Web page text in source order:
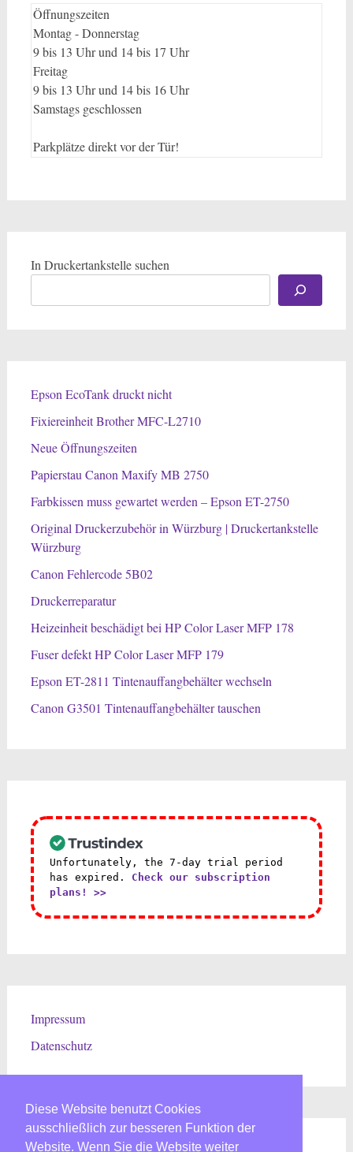
Öffnungszeiten
Montag - Donnerstag
9 bis 13 Uhr und 14 bis 17 Uhr
Freitag
9 bis 13 Uhr und 14 bis 16 Uhr
Samstags geschlossen
Parkplätze direkt vor der Tür!
In Druckertankstelle suchen
Epson EcoTank druckt nicht
Fixiereinheit Brother MFC-L2710
Neue Öffnungszeiten
Papierstau Canon Maxify MB 2750
Farbkissen muss gewartet werden – Epson ET-2750
Original Druckerzubehör in Würzburg | Druckertankstelle
Würzburg
Canon Fehlercode 5B02
Druckerreparatur
Heizeinheit beschädigt bei HP Color Laser MFP 178
Fuser defekt HP Color Laser MFP 179
Epson ET-2811 Tintenauffangbehälter wechseln
Canon G3501 Tintenauffangbehälter tauschen
Unfortunately, the 7-day trial period
has expired. Check our subscription
plans! >>
Impressum
Datenschutz
Diese Website benutzt Cookies
ausschließlich zur besseren Funktion der
Website. Wenn Sie die Website weiter
Diese Website benutzt Cookies
ausschließlich zur besseren Funktion der
Website. Wenn Sie die Website weiter
Diese Website benutzt Cookies
ausschließlich zur besseren Funktion der
Website. Wenn Sie die Website weiter
Diese Website benutzt Cookies
ausschließlich zur besseren Funktion der
Website. Wenn Sie die Website weiter